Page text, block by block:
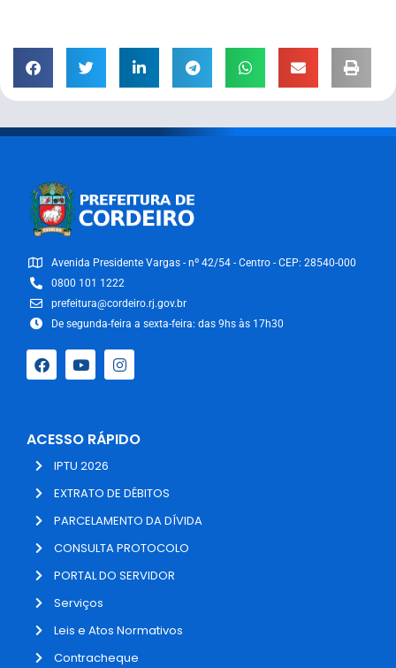
Avenida Presidente Vargas - nº 42/54 - Centro - CEP: 28540-000
0800 101 1222
prefeitura@cordeiro.rj.gov.br
De segunda-feira a sexta-feira: das 9hs às 17h30
ACESSO RÁPIDO
IPTU 2026
EXTRATO DE DÉBITOS
PARCELAMENTO DA DÍVIDA
CONSULTA PROTOCOLO
PORTAL DO SERVIDOR
Serviços
Leis e Atos Normativos
Contracheque